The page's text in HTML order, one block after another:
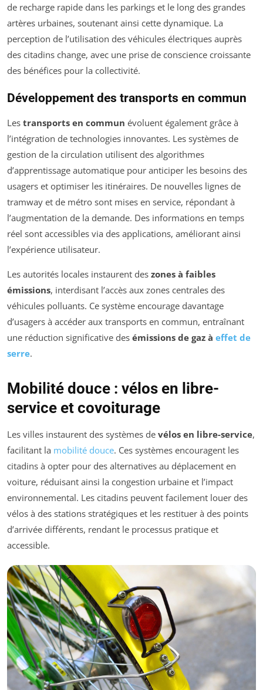
de recharge rapide dans les parkings et le long des grandes
artères urbaines, soutenant ainsi cette dynamique. La
perception de l’utilisation des véhicules électriques auprès
des citadins change, avec une prise de conscience croissante
des bénéfices pour la collectivité.
Développement des transports en commun
Les transports en commun évoluent également grâce à
l’intégration de technologies innovantes. Les systèmes de
gestion de la circulation utilisent des algorithmes
d’apprentissage automatique pour anticiper les besoins des
usagers et optimiser les itinéraires. De nouvelles lignes de
tramway et de métro sont mises en service, répondant à
l’augmentation de la demande. Des informations en temps
réel sont accessibles via des applications, améliorant ainsi
l’expérience utilisateur.
Les autorités locales instaurent des zones à faibles
émissions, interdisant l’accès aux zones centrales des
véhicules polluants. Ce système encourage davantage
d’usagers à accéder aux transports en commun, entraînant
une réduction significative des émissions de gaz à effet de
serre.
Mobilité douce : vélos en libre-
service et covoiturage
Les villes instaurent des systèmes de vélos en libre-service,
facilitant la mobilité douce. Ces systèmes encouragent les
citadins à opter pour des alternatives au déplacement en
voiture, réduisant ainsi la congestion urbaine et l’impact
environnemental. Les citadins peuvent facilement louer des
vélos à des stations stratégiques et les restituer à des points
d’arrivée différents, rendant le processus pratique et
accessible.